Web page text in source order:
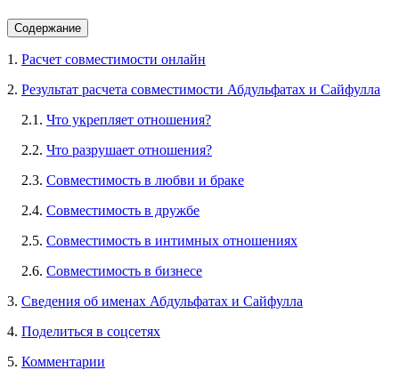
Содержание
1. Расчет совместимости онлайн
2. Результат расчета совместимости Абдульфатах и Сайфулла
2.1. Что укрепляет отношения?
2.2. Что разрушает отношения?
2.3. Совместимость в любви и браке
2.4. Совместимость в дружбе
2.5. Совместимость в интимных отношениях
2.6. Совместимость в бизнесе
3. Сведения об именах Абдульфатах и Сайфулла
4. Поделиться в соцсетях
5. Комментарии